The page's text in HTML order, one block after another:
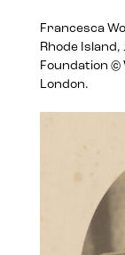
Francesca
Rhode
Foundation ©
London.